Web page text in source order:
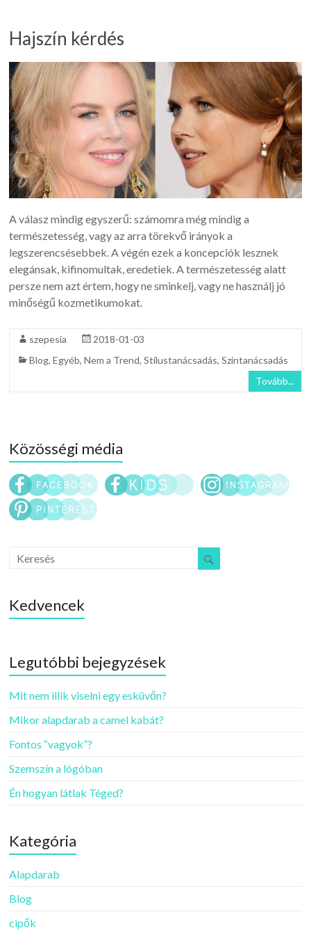
Hajszín kérdés
A válasz mindig egyszerű: számomra még mindig a
természetesség, vagy az arra törekvő irányok a
legszerencsésebbek. A végén ezek a koncepciók lesznek
elegánsak, kifinomultak, eredetiek. A természetesség alatt
persze nem azt értem, hogy ne sminkelj, vagy ne használj jó
minőségű kozmetikumokat.
szepesia
2018-01-03
Blog,Egyéb,Nem a Trend,Stílustanácsadás,Színtanácsadás
Tovább...
Közösségi média
Kedvencek
Legutóbbi bejegyzések
Mit nem illik viselni egy esküvőn?
Mikor alapdarab a camel kabát?
Fontos “vagyok”?
Szemszín a lógóban
Én hogyan látlak Téged?
Kategória
Alapdarab
Blog
cipők